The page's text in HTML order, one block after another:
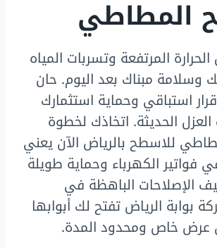
المطاطي
المرتفعة وتسربات المياه
وسلامة مبناك بعد اليوم. حان
استباقي وحماية استثمارك
الحديثة. اتخاذك لخطوة
للاسطح بالرياض الآن يعني
فواتير الكهرباء وحماية طويلة
الإصلاحات الباهظة في
بوابة الرياض تفتح لك أبوابها
عرض خاص ومحدود المدة.